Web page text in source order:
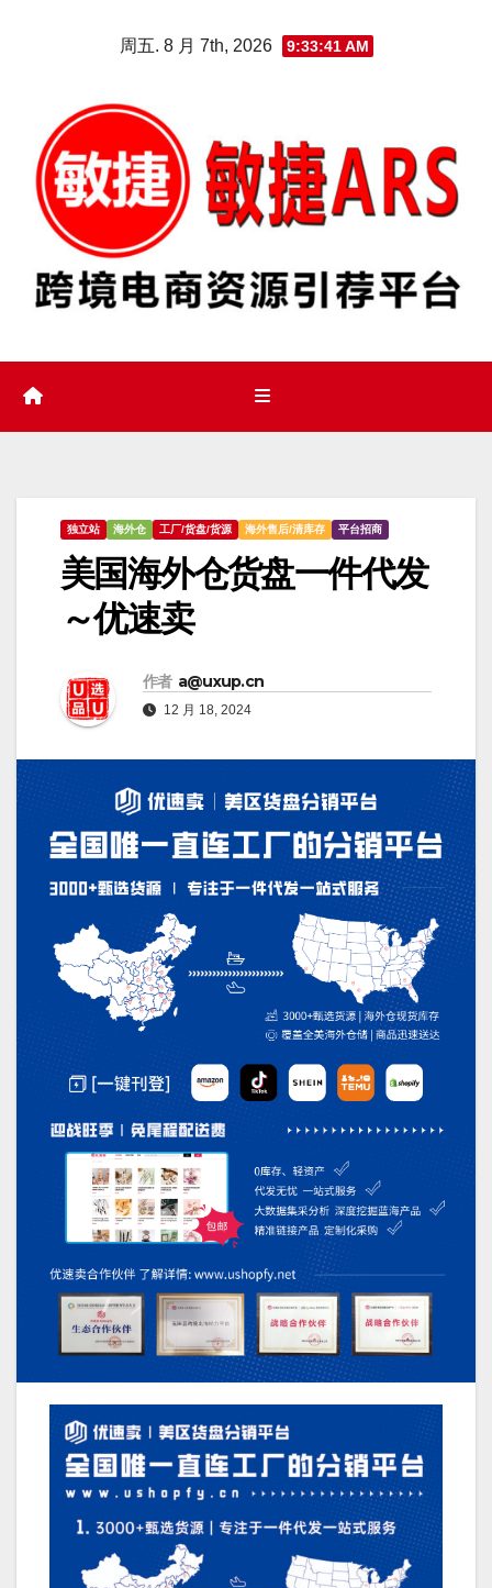
周五. 8 月 7th, 2026 9:33:42 AM
独立站 海外仓 工厂/货盘/货源 海外售后/清库存 平台招商
美国海外仓货盘一件代发
～优速卖
作者 a@uxup.cn
12 月 18, 2024